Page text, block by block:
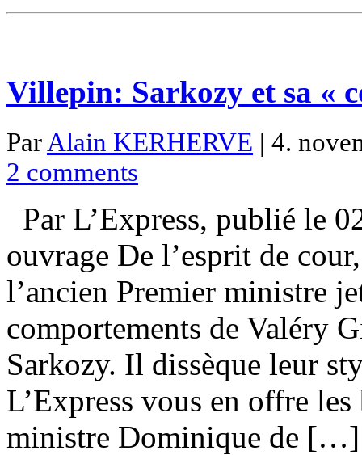
Villepin: Sarkozy et sa «
Par Alain KERHERVE | 4.
2 comments
Par L’Express, publié le
ouvrage De l’esprit de
l’ancien Premier ministre
comportements de Valéry
Sarkozy. Il dissèque leur
L’Express vous en offre
ministre Dominique de […]